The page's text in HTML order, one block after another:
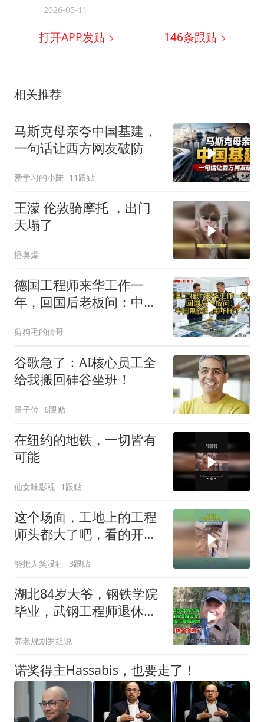
2026-05-11
打开APP发贴 146条跟贴
相关推荐
马斯克母亲夸中国基建，
一句话让西方网友破防
爱学习的小陆 11跟贴
王濛 伦敦骑摩托 ，出门
天塌了
播奥爆
德国工程师来华工作一
年，回国后老板问：中国
剪狗毛的倩哥
谷歌急了：AI核心员工全
给我搬回硅谷坐班！
量子位 6跟贴
在纽约的地铁，一切皆有
可能
仙女味影视 1跟贴
这个场面，工地上的工程
师头都大了吧，看的开发
能把人笑没社 3跟贴
湖北84岁大爷，钢铁学院
毕业，武钢工程师退休，
养老规划罗姐说
诺奖得主Hassabis，也要走了！